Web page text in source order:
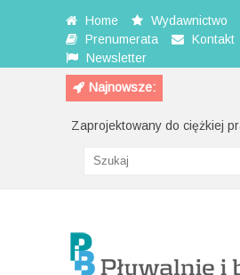
Home
Wydawnictwo
Prenumerata
Kontakt
Newsletter
Najnowsze:
Zaprojektowany do ciężkiej pracy